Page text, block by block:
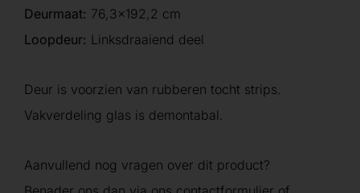
Deurmaat: 76,3×192,2 cm
Loopdeur: Linksdraaiend deel
Deur is voorzien van rubberen tocht strips.
Vakverdeling glas is demontabal.
Aanvullend nog vragen over dit product?